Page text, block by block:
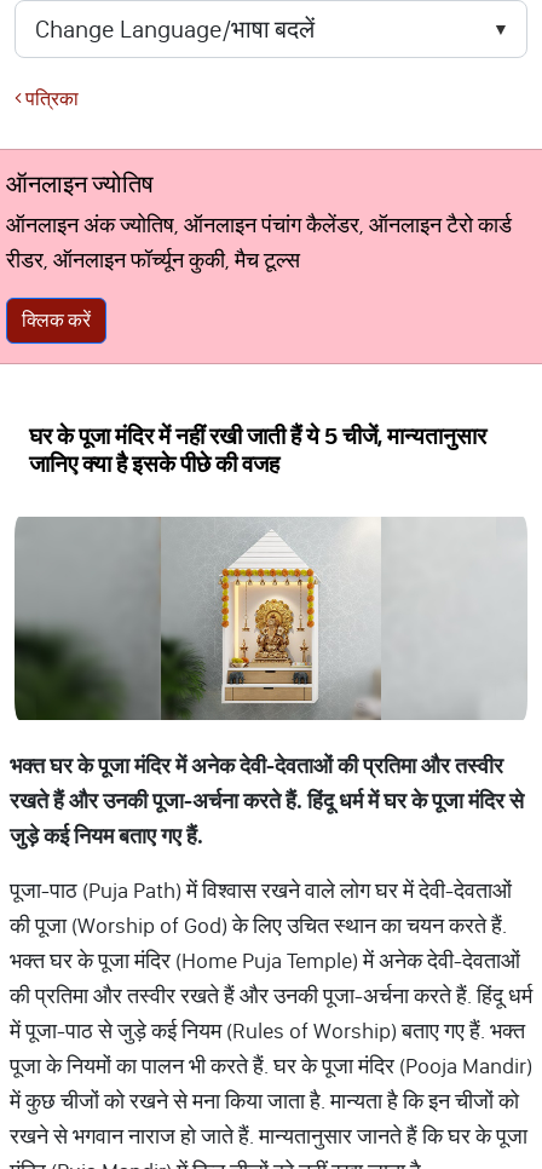
पत्रिका
ऑनलाइन ज्योतिष
ऑनलाइन अंक ज्योतिष, ऑनलाइन पंचांग कैलेंडर, ऑनलाइन टैरो कार्ड
रीडर, ऑनलाइन फॉर्च्यून कुकी, मैच टूल्स
क्लिक करें
घर के पूजा मंदिर में नहीं रखी जाती हैं ये 5 चीजें, मान्यतानुसार
जानिए क्या है इसके पीछे की वजह
भक्तघरकेपूजामंदिरमेंअनेकदेवी-देवताओंकीप्रतिमाऔरतस्वीर
रखतेहैंऔरउनकीपूजा-अर्चनाकरतेहैं.हिंदूधर्ममेंघरकेपूजामंदिरसे
जुड़ेकईनियमबताएगएहैं.
पूजा-पाठ (Puja Path) में विश्वास रखने वाले लोग घर में देवी-देवताओं
की पूजा (Worship of God) के लिए उचित स्थान का चयन करते हैं.
भक्त घर के पूजा मंदिर (Home Puja Temple) में अनेक देवी-देवताओं
की प्रतिमा और तस्वीर रखते हैं और उनकी पूजा-अर्चना करते हैं. हिंदू धर्म
में पूजा-पाठ से जुड़े कई नियम (Rules of Worship) बताए गए हैं. भक्त
पूजा के नियमों का पालन भी करते हैं. घर के पूजा मंदिर (Pooja Mandir)
में कुछ चीजों को रखने से मना किया जाता है. मान्यता है कि इन चीजों को
रखने से भगवान नाराज हो जाते हैं. मान्यतानुसार जानते हैं कि घर के पूजा